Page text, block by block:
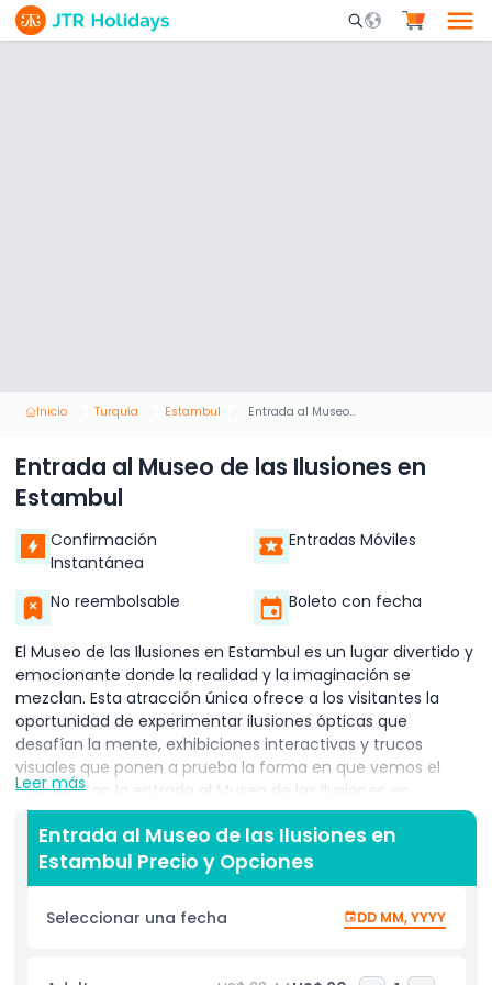
Mobile Search
Inicio Turquía Estambul Entrada al Museo de las Ilusiones en Estambul
Entrada al Museo de las Ilusiones en
Estambul
Confirmación
Instantánea
Entradas Móviles
No reembolsable Boleto con fecha
El Museo de las Ilusiones en Estambul es un lugar divertido y
emocionante donde la realidad y la imaginación se
mezclan. Esta atracción única ofrece a los visitantes la
oportunidad de experimentar ilusiones ópticas que
desafían la mente, exhibiciones interactivas y trucos
visuales que ponen a prueba la forma en que vemos el
mundo. Con la entrada al Museo de las Ilusiones en
Estambul, puedes adentrarte en un mundo de sorpresas y
explorar exhibiciones que asombrarán tanto a niños como
adultos. Ubicado en el corazón de Estambul, el Museo de las
Ilusiones es el lugar perfecto para familias, amigos y
cualquiera que busque una experiencia divertida y
educativa. El museo cuenta con una variedad de salas de
que desafía la gravedad y la increíble sala de espejos
Leer más
Entrada al Museo de las Ilusiones en
Estambul Precio y Opciones
Seleccionar una fecha DD MM, YYYY